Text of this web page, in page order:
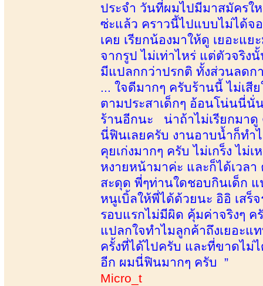
ประจำ วันที่ผมไปมีมาสมัครใ
ซ่ะแล้ว คราวนี้ไปแบบไม่ได้จ
เคย เรียกน้องมาให้ดู เยอะแ
จากรูป ไม่เท่าไหร่ แต่ตัวจริ
มีแปลกกว่าปรกติ ทั้งส่วนลดก
... ใจดีมากๆ ครับร้านนี้ ไม่เสี
ตามประสาเด็กๆ อ้อนโน่นนี่
ร้านอีกนะ น่าถ้าไม่เรียกมาดู
นี่ฟินเลยครับ งานอาบน้ำก็ทำ
คุยเก่งมากๆ ครับ ไม่เกร็ง ไม่
หงายหน้ามาค่ะ และก็ได้เวล
สะดุด พี่ๆท่านใดชอบกินเด็ก แ
หนูเบิ้ลให้พี่ได้ด้วยนะ อิอิ เส
รอบแรกไม่มีผิด คุ้มค่าจริงๆ
แปลกใจทำไมลูกค้าถึงเยอะ
ครั้งที่ได้ไปครับ และที่ขาดไม่
อีก ผมนี่ฟินมากๆ ครับ ”
Micro_t